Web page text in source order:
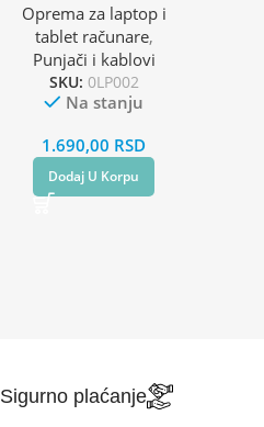
Oprema za laptop i
tablet računare,
Punjači i kablovi
SKU: 0LP002
Na stanju
1.690,00 RSD
Dodaj U Korpu
Sigurno plaćanje